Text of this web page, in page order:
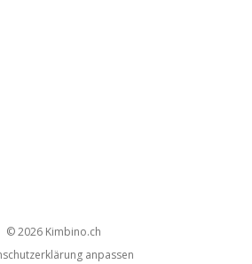
© 2026 kimbino.ch
anpassen